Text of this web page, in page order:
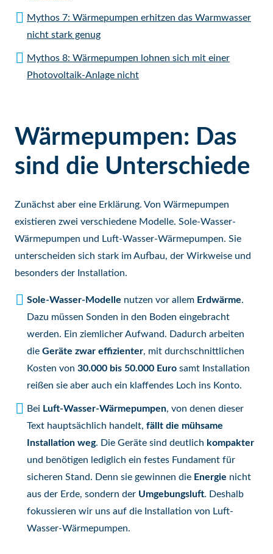
Mythos 7: Wärmepumpen erhitzen das Warmwasser
nicht stark genug
Mythos 8: Wärmepumpen lohnen sich mit einer
Photovoltaik-Anlage nicht
Wärmepumpen: Das
sind die Unterschiede
Zunächst aber eine Erklärung. Von Wärmepumpen
existieren zwei verschiedene Modelle. Sole-Wasser-
Wärmepumpen und Luft-Wasser-Wärmepumpen. Sie
unterscheiden sich stark im Aufbau, der Wirkweise und
besonders der Installation.
Sole-Wasser-Modelle nutzen vor allem Erdwärme.
Dazu müssen Sonden in den Boden eingebracht
werden. Ein ziemlicher Aufwand. Dadurch arbeiten
die Geräte zwar effizienter, mit durchschnittlichen
Kosten von 30.000 bis 50.000 Euro samt Installation
reißen sie aber auch ein klaffendes Loch ins Konto.
Bei Luft-Wasser-Wärmepumpen, von denen dieser
Text hauptsächlich handelt, fällt die mühsame
Installation weg. Die Geräte sind deutlich kompakter
und benötigen lediglich ein festes Fundament für
sicheren Stand. Denn sie gewinnen die Energie nicht
aus der Erde, sondern der Umgebungsluft. Deshalb
fokussieren wir uns auf die Installation von Luft-
Wasser-Wärmepumpen.